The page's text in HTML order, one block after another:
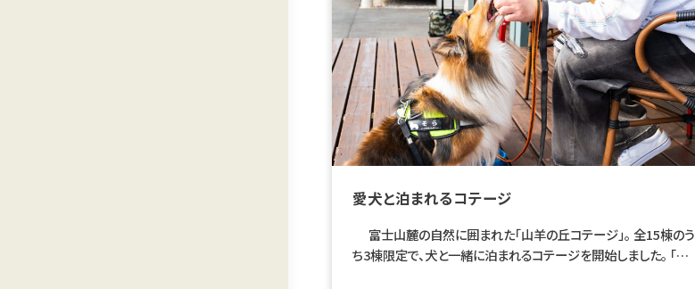
愛犬と泊まれるコテージ
富士山麓の自然に囲まれた「山羊の丘コテージ」。 全15棟のう
ち3棟限定で、犬と一緒に泊まれるコテージを開始しました。 「一